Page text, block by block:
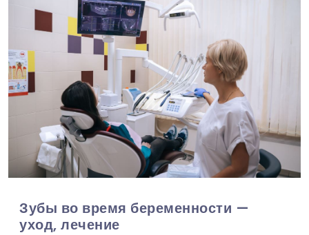
Зубы во время беременности —
уход, лечение